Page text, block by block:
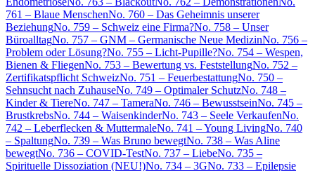
761 – Blaue MenschenNo. 760 – Das Geheimnis unserer
BeziehungNo. 759 – Schweiz eine Firma?No. 758 – Unser
BüroalltagNo. 757 – GNM – Germanische Neue MedizinNo. 756 –
Problem oder Lösung?No. 755 – Licht-Pupille?No. 754 – Wespen,
Bienen & FliegenNo. 753 – Bewertung vs. FeststellungNo. 752 –
Zertifikatspflicht SchweizNo. 751 – FeuerbestattungNo. 750 –
Sehnsucht nach ZuhauseNo. 749 – Optimaler SchutzNo. 748 –
Kinder & TiereNo. 747 – TameraNo. 746 – BewusstseinNo. 745 –
BrustkrebsNo. 744 – WaisenkinderNo. 743 – Seele VerkaufenNo.
742 – Leberflecken & MuttermaleNo. 741 – Young LivingNo. 740
– SpaltungNo. 739 – Was Bruno bewegtNo. 738 – Was Aline
bewegtNo. 736 – COVID-TestNo. 737 – LiebeNo. 735 –
Spirituelle Dissoziation (NEU!)No. 734 – 3GNo. 733 – Epilepsie